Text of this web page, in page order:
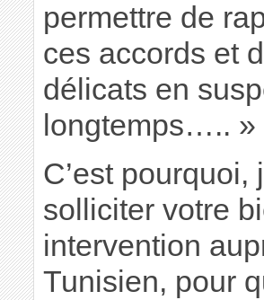
permettre de
ces accords et
délicats en
longtemps….. »
C’est pourquoi,
solliciter votre
intervention
Tunisien, pour